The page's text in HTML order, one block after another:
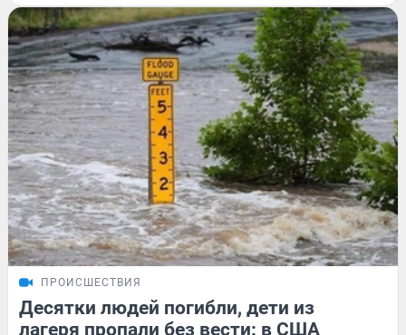
ПРОИСШЕСТВИЯ
Десятки людей погибли, дети из
лагеря пропали без вести: в США